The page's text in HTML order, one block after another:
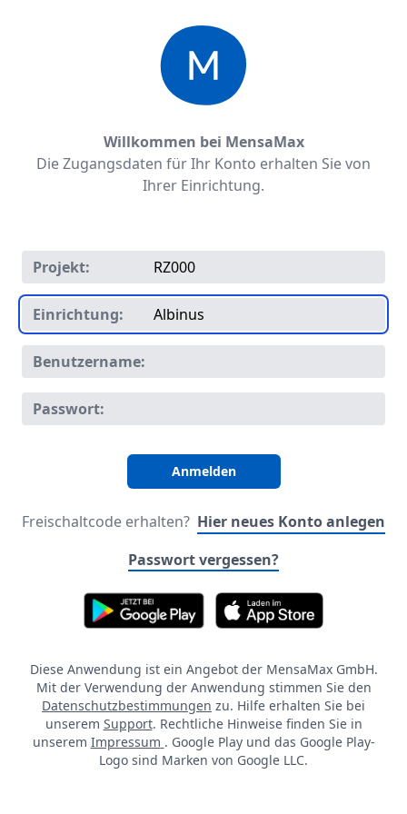
Willkommen bei MensaMax
Die Zugangsdaten für Ihr Konto erhalten Sie von
Ihrer Einrichtung.
Projekt:
Einrichtung:
Benutzername:
Passwort:
Freischaltcode erhalten? Hier neues Konto anlegen
Passwort vergessen?
Diese Anwendung ist ein Angebot der MensaMax GmbH.
Mit der Verwendung der Anwendung stimmen Sie den
Datenschutzbestimmungen zu. Hilfe erhalten Sie bei
unserem Support. Rechtliche Hinweise finden Sie in
unserem Impressum . Google Play und das Google Play-
Logo sind Marken von Google LLC.